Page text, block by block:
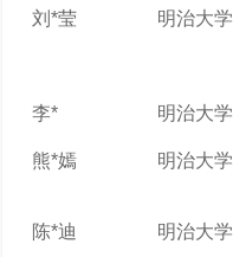
刘*莹 明治大学
李* 明治大学
熊*嫣 明治大学
陈*迪 明治大学